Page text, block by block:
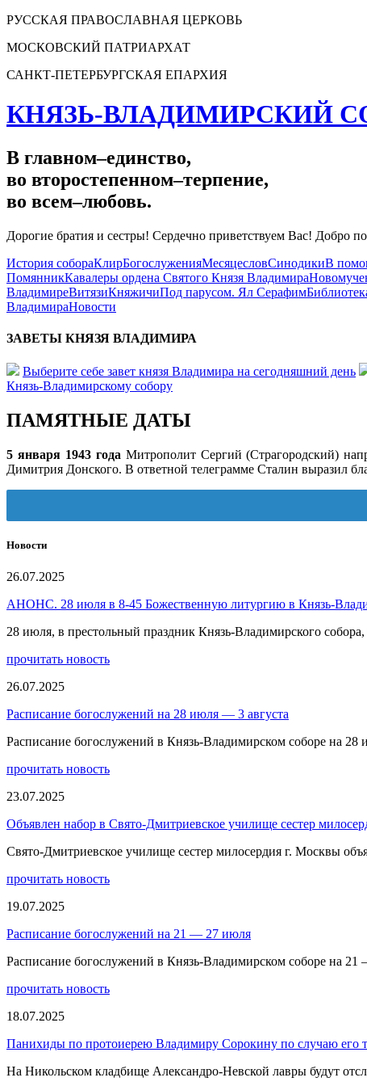
РУССКАЯ ПРАВОСЛАВНАЯ ЦЕРКОВЬ
МОСКОВСКИЙ ПАТРИАРХАТ
САНКТ-ПЕТЕРБУРГСКАЯ ЕПАРХИЯ
КНЯЗЬ-ВЛАДИМИРСКИЙ
В главном–единство,
во второстепенном–терпение,
во всем–любовь.
Дорогие братия и сестры! Сердечно приветствуем Вас! Добро
История собораКлирБогослуженияМесяцесловСинодикиВ
ПомянникКавалеры ордена Святого Князя Владимира
ВладимиреВитязиКняжичиПод парусом. Ял Серафим
ВладимираНовости
ЗАВЕТЫ КНЯЗЯ ВЛАДИМИРА
Выберите себе завет князя Владимира на сегодняшний день
Князь-Владимирскому собору
ПАМЯТНЫЕ ДАТЫ
5 января 1943 года Митрополит Сергий (Страгородский)
Димитрия Донского. В ответной телеграмме Сталин выразил
Новости
26.07.2025
АНОНС. 28 июля в 8-45 Божественную литургию в Князь-
28 июля, в престольный праздник Князь-Владимирского
прочитать новость
26.07.2025
Расписание богослужений на 28 июля — 3 августа
Расписание богослужений в Князь-Владимирском соборе на 28
прочитать новость
23.07.2025
Объявлен набор в Свято-Дмитриевское училище сестер
Свято-Дмитриевское училище сестер милосердия г. Москвы
прочитать новость
19.07.2025
Расписание богослужений на 21 — 27 июля
Расписание богослужений в Князь-Владимирском соборе на
прочитать новость
18.07.2025
Панихиды по протоиерею Владимиру Сорокину по случаю его
На Никольском кладбище Александро-Невской лавры будут